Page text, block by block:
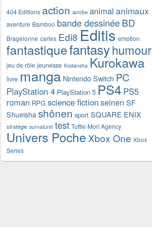
404 Editions action amitie animal animaux
aventure Bamboo bande dessinéeBD
Bragelonne cartes Edi8 Editis emotion
fantastiquefantasyhumour
jeu de rôle jeunesse Kodansha Kurokawa
livre manga Nintendo Switch PC
PlayStation 4 PlayStation 5 PS4 PS5
roman RPG science fictionseinen SF
Shueisha shônen sport SQUARE ENIX
stratégie surnaturel test Tuttle-Mori Agency
Univers Poche Xbox One Xbox
Series